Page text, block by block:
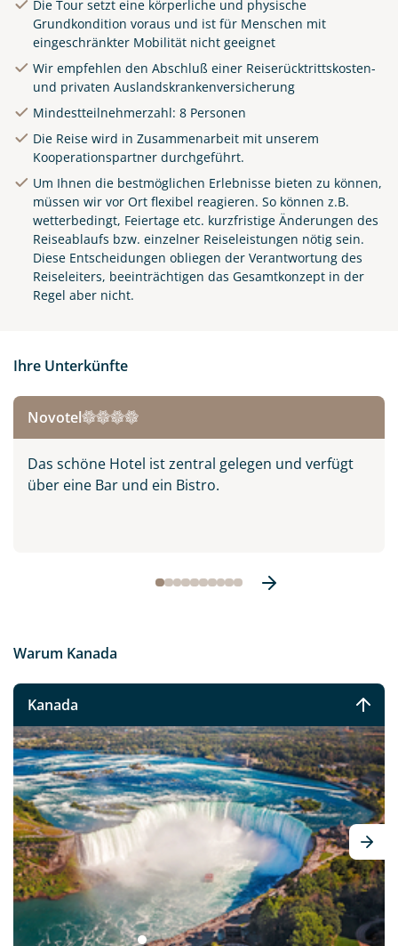
Die Tour setzt eine körperliche und physische
Grundkondition voraus und ist für Menschen mit
eingeschränkter Mobilität nicht geeignet
Wir empfehlen den Abschluß einer Reiserücktrittskosten-
und privaten Auslandskrankenversicherung
Mindestteilnehmerzahl: 8 Personen
Die Reise wird in Zusammenarbeit mit unserem
Kooperationspartner durchgeführt.
Um Ihnen die bestmöglichen Erlebnisse bieten zu können,
müssen wir vor Ort flexibel reagieren. So können z.B.
wetterbedingt, Feiertage etc. kurzfristige Änderungen des
Reiseablaufs bzw. einzelner Reiseleistungen nötig sein.
Diese Entscheidungen obliegen der Verantwortung des
Reiseleiters, beeinträchtigen das Gesamtkonzept in der
Regel aber nicht.
Ihre Unterkünfte
Novotel
Das schöne Hotel ist zentral gelegen und verfügt
über eine Bar und ein Bistro.
Warum Kanada
Kanada